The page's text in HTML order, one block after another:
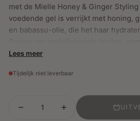
met de Mielle Honey & Ginger Styling
voedende gel is verrijkt met honing,
en babassu-olie, die het haar
minder pluis, zonder plakkerige
Belangrijkste Kenmerken:
Voedt en hydrateert het haar
Lees meer
Tijdelijk niet leverbaar